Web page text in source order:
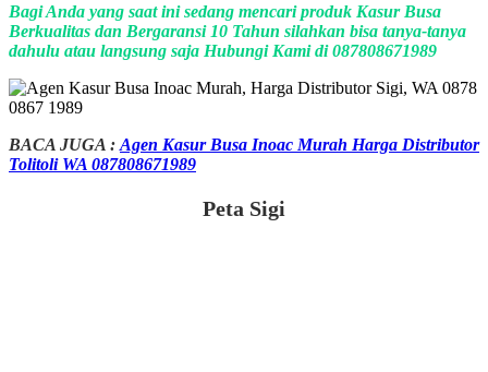
Bagi Anda yang saat ini sedang mencari produk Kasur Busa
Berkualitas dan Bergaransi 10 Tahun silahkan bisa tanya-tanya
dahulu atau langsung saja Hubungi Kami di 087808671989
BACA JUGA : Agen Kasur Busa Inoac Murah Harga Distributor
Tolitoli WA 087808671989
Peta Sigi